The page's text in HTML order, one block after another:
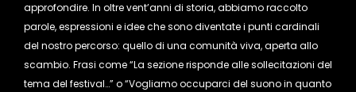
approfondire. In oltre vent’anni di storia, abbiamo raccolto
parole, espressioni e idee che sono diventate i punti cardinali
del nostro percorso: quello di una comunità viva, aperta allo
scambio. Frasi come “La sezione risponde alle sollecitazioni del
tema del festival…” o “Vogliamo occuparci del suono in quanto